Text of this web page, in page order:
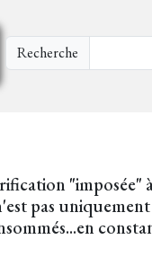
Recherche
"imposée"
pas